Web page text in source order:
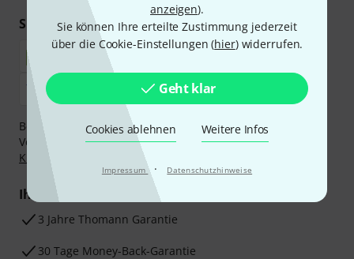
anzeigen).
Sie können Ihre erteilte Zustimmung jederzeit
über die Cookie-Einstellungen (hier) widerrufen.
Geht klar
Cookies ablehnen Weitere Infos
Impressum · Datenschutzhinweise
Sicher einkaufen & bezahlen
Bezahlen Sie vertraulich und sicher per Nachnahme,
Vorkasse, PayPal, Amazon Pay,
Klarna Sofort bezahlen
Klarna Ratenzahlung
oder Kreditkarte.
Ihre Vorteile
3 Jahre Thomann Garantie
30 Tage Money-Back-Garantie